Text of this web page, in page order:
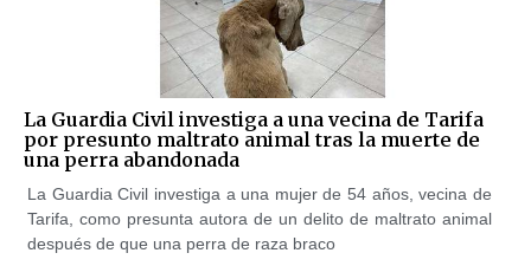
La Guardia Civil investiga a una vecina de Tarifa
por presunto maltrato animal tras la muerte de
una perra abandonada
La Guardia Civil investiga a una mujer de 54 años, vecina de
Tarifa, como presunta autora de un delito de maltrato animal
después de que una perra de raza braco